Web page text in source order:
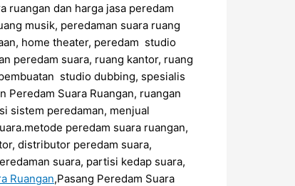
ruangan dan harga jasa peredam
musik, peredaman suara ruang
home theater, peredam studio
peredam suara, ruang kantor, ruang
studio dubbing, spesialis
Peredam Suara Ruangan, ruangan
sistem peredaman, menjual
peredam suara ruangan,
distributor peredam suara,
suara, partisi kedap suara,
Ruangan,Pasang Peredam Suara